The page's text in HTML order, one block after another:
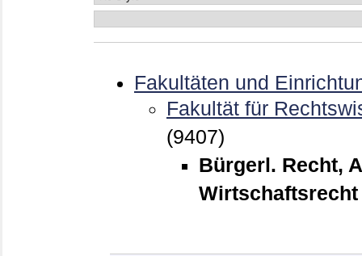
Fakultäten und
Fakultät für
(9407)
Bürgerl. Recht,
Wirtschaftsrecht